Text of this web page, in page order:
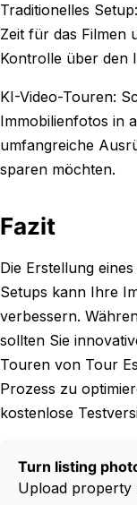
Traditionelles
Zeit für das Filmen
Kontrolle über den
KI-Video-Touren:
Immobilienfotos in
umfangreiche
sparen möchten.
Fazit
Die Erstellung
Setups kann Ihre
verbessern.
sollten Sie
Touren von Tour
Prozess zu
kostenlose
Turn listing
Upload property